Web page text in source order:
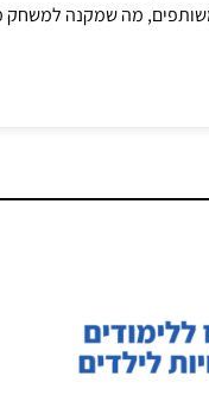
משותפים, מה שמקנה למשחק